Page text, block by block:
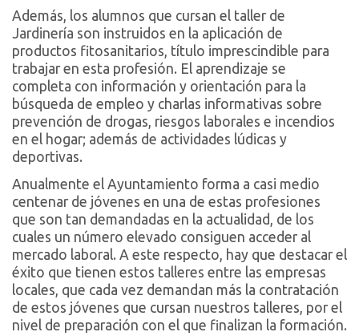
Además, los alumnos que cursan el taller de
Jardinería son instruidos en la aplicación de
productos fitosanitarios, título imprescindible para
trabajar en esta profesión. El aprendizaje se
completa con información y orientación para la
búsqueda de empleo y charlas informativas sobre
prevención de drogas, riesgos laborales e incendios
en el hogar; además de actividades lúdicas y
deportivas.
Anualmente el Ayuntamiento forma a casi medio
centenar de jóvenes en una de estas profesiones
que son tan demandadas en la actualidad, de los
cuales un número elevado consiguen acceder al
mercado laboral. A este respecto, hay que destacar el
éxito que tienen estos talleres entre las empresas
locales, que cada vez demandan más la contratación
de estos jóvenes que cursan nuestros talleres, por el
nivel de preparación con el que finalizan la formación.